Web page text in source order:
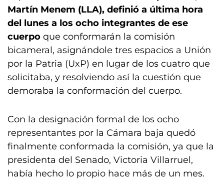
Martín Menem (LLA), definió a última hora
del lunes a los ocho integrantes de ese
cuerpo que conformarán la comisión
bicameral, asignándole tres espacios a Unión
por la Patria (UxP) en lugar de los cuatro que
solicitaba, y resolviendo así la cuestión que
demoraba la conformación del cuerpo.
Con la designación formal de los ocho
representantes por la Cámara baja quedó
finalmente conformada la comisión, ya que la
presidenta del Senado, Victoria Villarruel,
había hecho lo propio hace más de un mes.